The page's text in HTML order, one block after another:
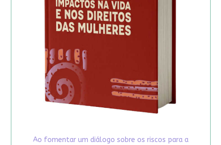
Ao fomentar um diálogo sobre os riscos para a